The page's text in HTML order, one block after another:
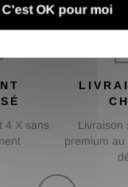
4 X sans
Livraison
premium
C'est OK pour moi